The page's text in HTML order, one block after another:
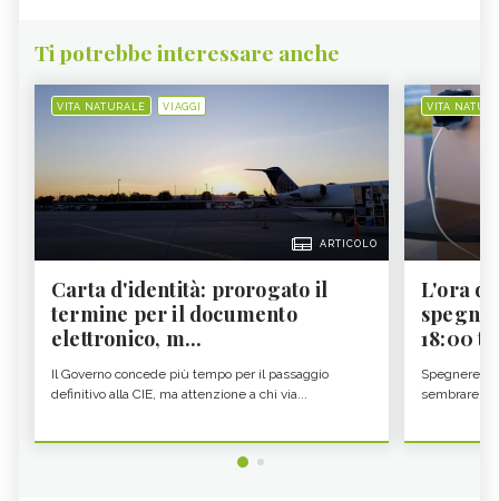
Ti potrebbe interessare anche
VITA NATURALE VIAGGI
ARTICOLO
Carta d'identità: prorogato il
termine per il documento
elettronico, m...
Il Governo concede più tempo per il passaggio
definitivo alla CIE, ma attenzione a chi via...
VITA
L'ora
18:00 ti
Spegnere lo
sembrare